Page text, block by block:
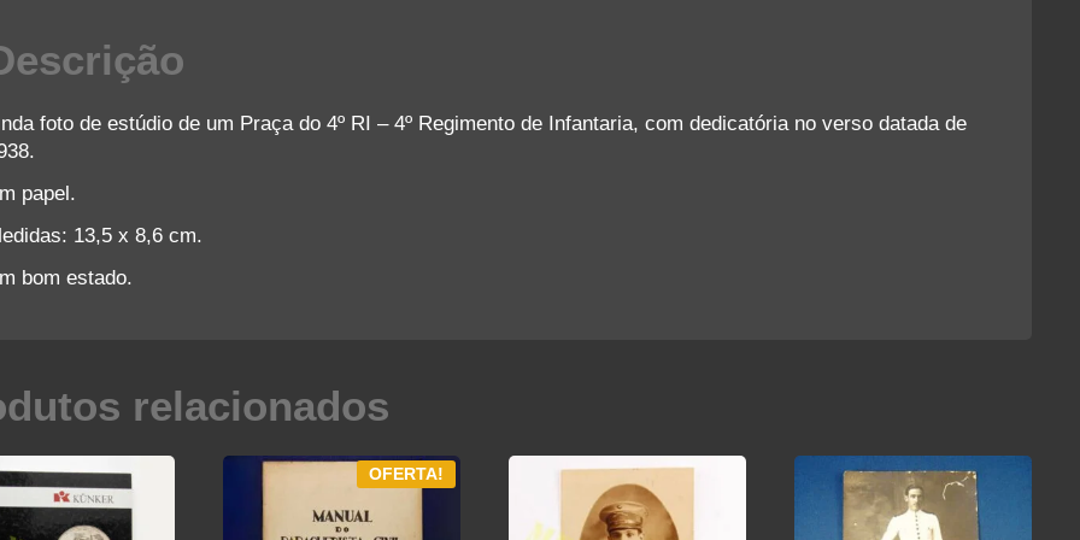
foto de estúdio de um Praça do 4º RI – 4º Regimento de Infantaria, com dedicatória no verso datada de
papel.
13,5 x 8,6 cm.
bom estado.
relacionados
OFERTA!